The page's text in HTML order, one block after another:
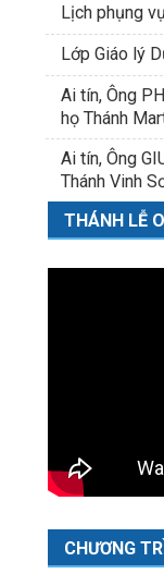
Lịch phụng
Lớp Giáo lý
Ai tín, Ông
họ Thánh
Ai tín, Ông
Thánh Vinh
THÁNH LỄ
CHƯƠNG